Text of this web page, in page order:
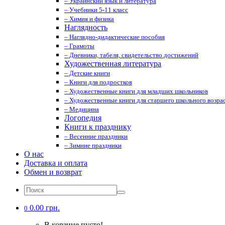
– Учебники 5-11 класс
– Химия и физика
Наглядность
– Наглядно-дидактические пособия
– Грамоты
– Дневники, табеля, свидетельство достижений
Художественная литература
– Детские книги
– Книги для подростков
– Художественные книги для младших школьников
– Художественные книги для старшего школьного
– Медицина
Логопедия
Книги к празднику
– Весенние праздники
– Зимние праздники
О нас
Доставка и оплата
Обмен и возврат
0 0.00 грн.